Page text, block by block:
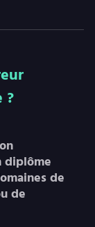
?
diplôme
de
de